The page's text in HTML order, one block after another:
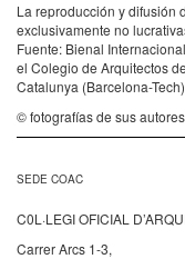
La reproducción y difusión
exclusivamente no
Fuente: Bienal
el Colegio de Arquitectos
Catalunya (Barcelona-Tech)
© fotografías de sus
SEDE COAC
C0L·LEGI OFICIAL
Carrer Arcs 1-3,